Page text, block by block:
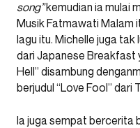
song”kemudian ia mulai
Musik Fatmawati Malam
lagu itu. Michelle juga
dari Japanese Breakfast
Hell” disambung
berjudul “Love Fool” dari
Ia juga sempat bercerita